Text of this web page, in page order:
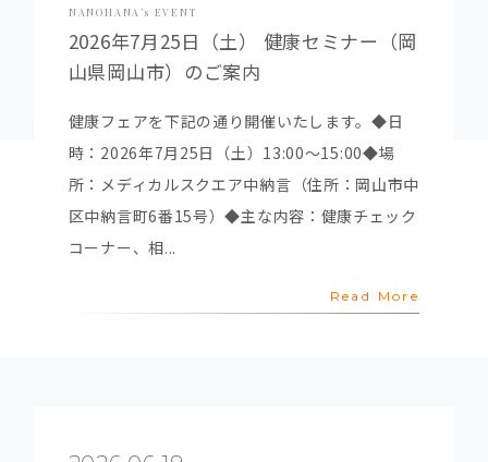
NANOHANA’s EVENT
2026年7月25日（土） 健康セミナー（岡
山県岡山市）のご案内
健康フェアを下記の通り開催いたします。◆日
時：2026年7月25日（土）13:00～15:00◆場
所：メディカルスクエア中納言（住所：岡山市中
区中納言町6番15号）◆主な内容：健康チェック
コーナー、相...
Read More